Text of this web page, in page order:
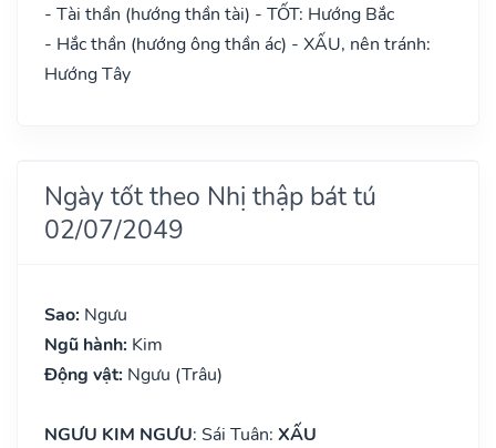
- Tài thần (hướng thần tài) - TỐT: Hướng Bắc
- Hắc thần (hướng ông thần ác) - XẤU, nên tránh:
Hướng Tây
Ngày tốt theo Nhị thập bát tú
02/07/2049
Sao: Ngưu
Ngũ hành: Kim
Động vật: Ngưu (Trâu)
NGƯU KIM NGƯU: Sái Tuân: XẤU